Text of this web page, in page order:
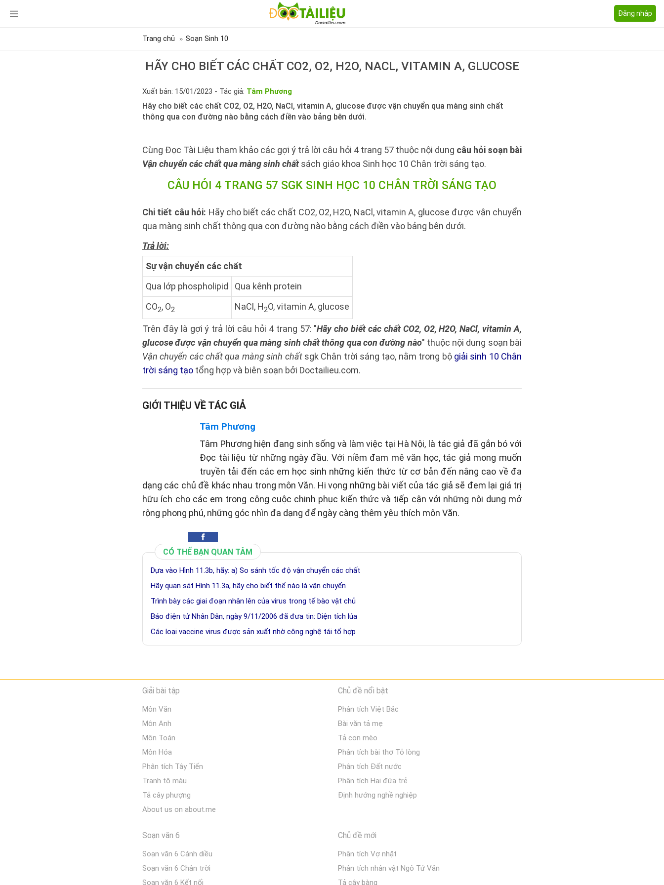
Đăng nhập
Trang chủ Soạn Sinh 10
HÃY CHO BIẾT CÁC CHẤT CO2, O2, H2O, NACL, VITAMIN A, GLUCOSE
Xuất bản: 15/01/2023 - Tác giả: Tâm Phương
Hãy cho biết các chất CO2, O2, H2O, NaCl, vitamin A, glucose được vận chuyển qua màng sinh chất
thông qua con đường nào bằng cách điền vào bảng bên dưới.
Cùng Đọc Tài Liệu tham khảo các gợi ý trả lời câu hỏi 4 trang 57 thuộc nội dung câu hỏi soạn bài
Vận chuyển các chất qua màng sinh chất sách giáo khoa Sinh học 10 Chân trời sáng tạo.
CÂU HỎI 4 TRANG 57 SGK SINH HỌC 10 CHÂN TRỜI SÁNG TẠO
Chi tiết câu hỏi: Hãy cho biết các chất CO2, O2, H2O, NaCl, vitamin A, glucose được vận chuyển
qua màng sinh chất thông qua con đường nào bằng cách điền vào bảng bên dưới.
Trả lời:
Sự vận chuyển các chất
Qua lớp phospholipid
Qua kênh protein
CO2, O2 NaCl, H2O, vitamin A, glucose
Trên đây là gợi ý trả lời câu hỏi 4 trang 57: "Hãy cho biết các chất CO2, O2, H2O, NaCl, vitamin A,
glucose được vận chuyển qua màng sinh chất thông qua con đường nào" thuộc nội dung soạn bài
Vận chuyển các chất qua màng sinh chấtsgk Chân trời sáng tạo, nằm trong bộ giải sinh 10 Chân
trời sáng tạo tổng hợp và biên soạn bởi Doctailieu.com.
GIỚI THIỆU VỀ TÁC GIẢ
Tâm Phương
Tâm Phương hiện đang sinh sống và làm việc tại Hà Nội, là tác giả đã gắn bó với
Đọc tài liệu từ những ngày đầu. Với niềm đam mê văn học, tác giả mong muốn
truyền tải đến các em học sinh những kiến thức từ cơ bản đến nâng cao về đa
dạng các chủ đề khác nhau trong môn Văn. Hi vọng những bài viết của tác giả sẽ đem lại giá trị
hữu ích cho các em trong công cuộc chinh phục kiến thức và tiếp cận với những nội dung mở
rộng phong phú, những góc nhìn đa dạng để ngày càng thêm yêu thích môn Văn.
CÓ THỂ BẠN QUAN TÂM
Dựa vào Hình 11.3b, hãy: a) So sánh tốc độ vận chuyển các chất
Hãy quan sát Hình 11.3a, hãy cho biết thế nào là vận chuyển
Trình bày các giai đoạn nhân lên của virus trong tế bào vật chủ
Báo điện tử Nhân Dân, ngày 9/11/2006 đã đưa tin: Diện tích lúa
Các loại vaccine virus được sản xuất nhờ công nghệ tái tổ hợp
Giải bài tập
Môn Văn
Môn Anh
Môn Toán
Môn Hóa
Phân tích Tây Tiến
Tranh tô màu
Tả cây phượng
About us on about.me
Chủ đề nổi bật
Phân tích Việt Bắc
Bài văn tả mẹ
Tả con mèo
Phân tích bài thơ Tỏ lòng
Phân tích Đất nước
Phân tích Hai đứa trẻ
Định hướng nghề nghiệp
Soạn văn 6
Soạn văn 6 Cánh diều
Soạn văn 6 Chân trời
Soạn văn 6 Kết nối
Chủ đề mới
Phân tích Vợ nhặt
Phân tích nhân vật Ngô Tử Văn
Tả cây bàng